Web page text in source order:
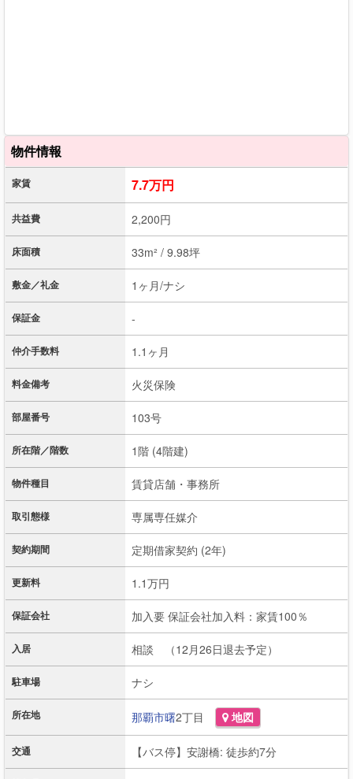
物件情報
家賃 7.7万円
共益費 2,200円
床面積 33m² / 9.98坪
敷金／礼金 1ヶ月/ナシ
保証金 -
仲介手数料 1.1ヶ月
料金備考 火災保険
部屋番号 103号
所在階／階数 1階 (4階建)
物件種目 賃貸店舗・事務所
取引態様 専属専任媒介
契約期間 定期借家契約 (2年)
更新料 1.1万円
保証会社 加入要 保証会社加入料：家賃100％
入居 相談 （12月26日退去予定）
駐車場 ナシ
所在地 那覇市曙2丁目 地図
交通 【バス停】安謝橋: 徒歩約7分